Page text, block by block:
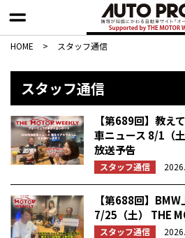
HOME > スタッフ通信
スタッフ通信
【第689回】教え
車ニュース 8/1（
放送予告
スタッフ通信
【第688回】
7/25（土） THE
スタッフ通信